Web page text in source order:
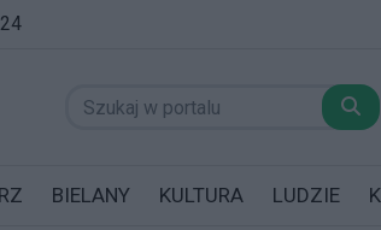
BIELANY KULTURA LUDZIE